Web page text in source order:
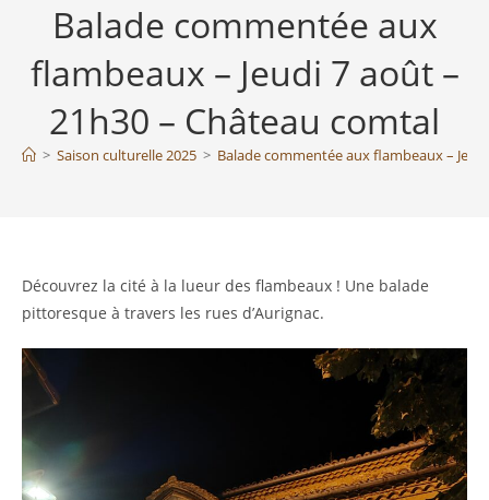
Balade commentée aux
flambeaux – Jeudi 7 août –
21h30 – Château comtal
> Saison culturelle 2025 > Balade commentée aux flambeaux –
Découvrez la cité à la lueur des flambeaux ! Une balade
pittoresque à travers les rues d’Aurignac.